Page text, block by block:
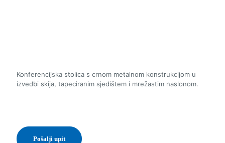
Konferencijska stolica s crnom metalnom konstrukcijom u
izvedbi skija, tapeciranim sjedištem i mrežastim naslonom.
Pošalji upit